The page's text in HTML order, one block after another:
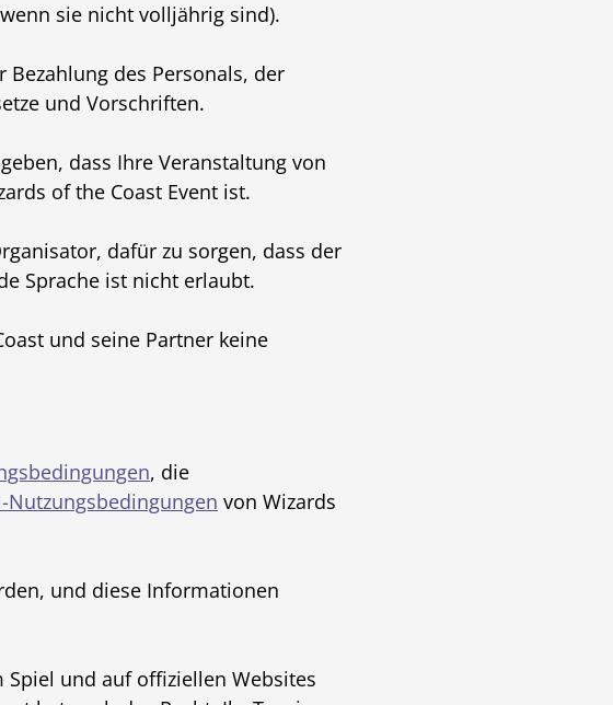
sie nicht volljährig sind).
des Personals, der
und Vorschriften.
dass Ihre Veranstaltung von
of the Coast Event ist.
dafür zu sorgen, dass der
Sprache ist nicht erlaubt.
und seine Partner keine
, die
Nutzungsbedingungen von Wizards
und diese Informationen
und auf offiziellen Websites